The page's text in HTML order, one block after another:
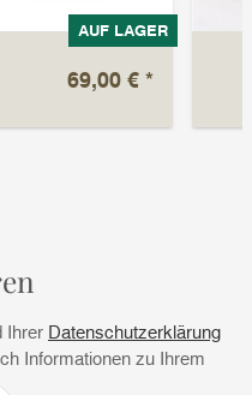
AUF LAGER
69,00 € *
Ihrer Datenschutzerklärung
Informationen zu Ihrem